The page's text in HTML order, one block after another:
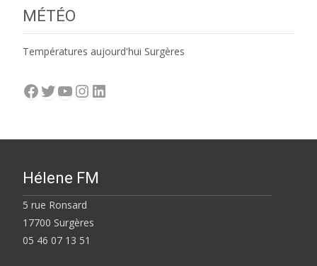
MÉTÉO
Températures aujourd'hui Surgères
Facebook
Twitter
YouTube
Instagram
LinkedIn
Hélene FM
5 rue Ronsard
17700 Surgères
05 46 07 13 51